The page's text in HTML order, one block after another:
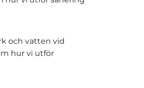
och vatten vid
hur vi utför